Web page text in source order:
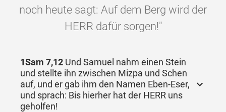
noch heute sagt: Auf dem Berg wird der
HERR dafür sorgen!"
1Sam 7,12 Und Samuel nahm einen Stein
und stellte ihn zwischen Mizpa und Schen
auf, und er gab ihm den Namen Eben-Eser,
und sprach: Bis hierher hat der HERR uns
geholfen!